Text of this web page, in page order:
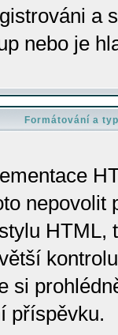
a
nebo je
Formátování a
HTML,
si
příspěvku.